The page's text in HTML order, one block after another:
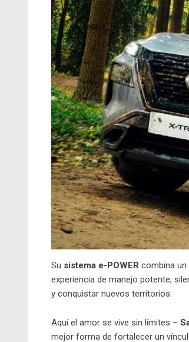
Su sistema e-POWER combina
experiencia de manejo potente,
y conquistar nuevos territorios.
Aquí el amor se vive sin límites –
mejor forma de fortalecer un